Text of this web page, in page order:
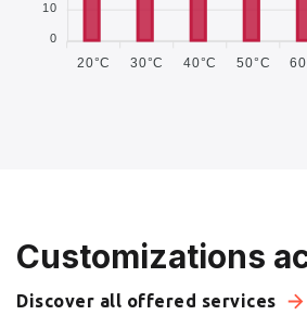
20°C 30°C 40°C 50°C
10
0
Customizations
Discover all offered services